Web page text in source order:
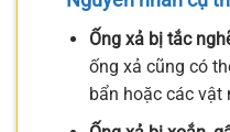
Ống xả bị tắc
ống xả cũng có
bẩn hoặc các vật